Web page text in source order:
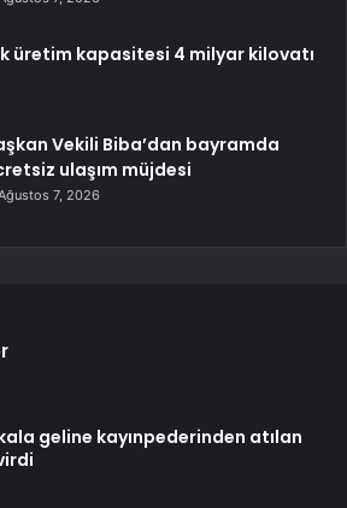
üretim kapasitesi 4 milyar kilovatı
Vekili Biba’dan bayramda
ulaşım müjdesi
7, 2026
geline kayınpederinden atılan